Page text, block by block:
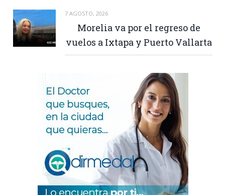
7 AGOSTO, 2026
Morelia va por el regreso de
vuelos a Ixtapa y Puerto Vallarta